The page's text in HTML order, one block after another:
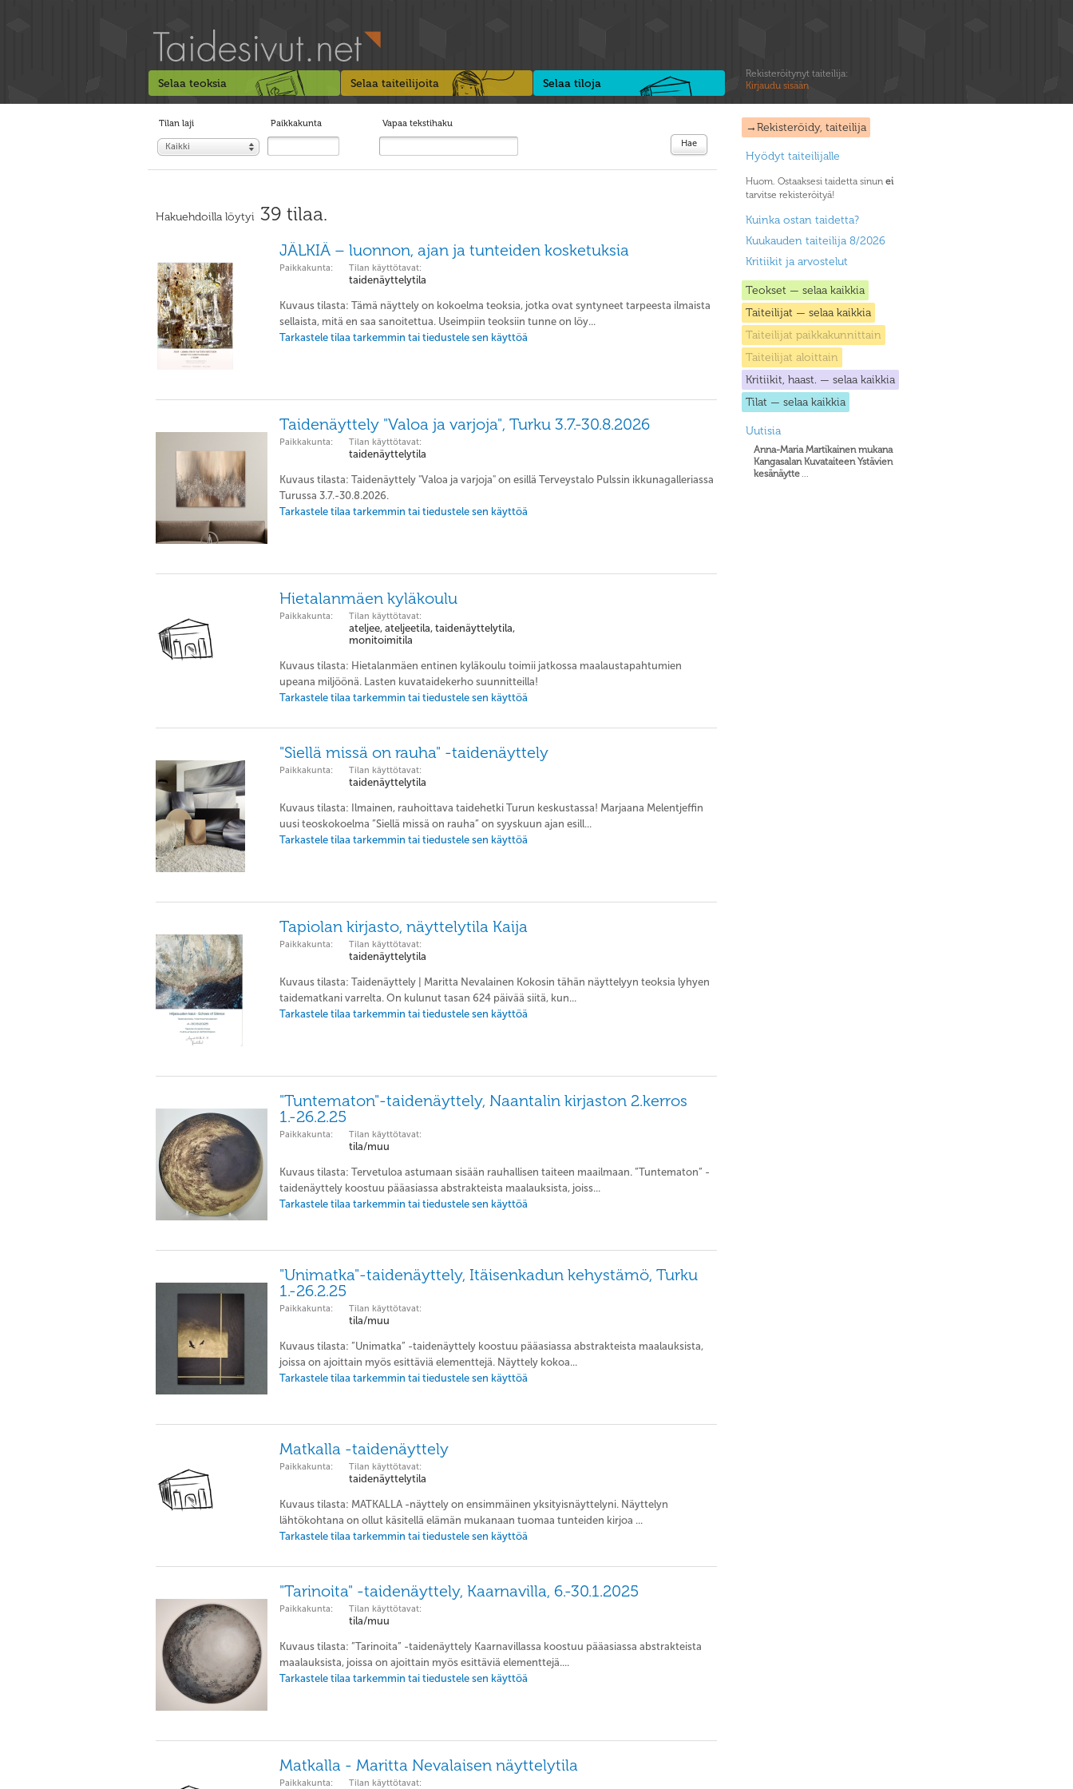
Selaa teoksia Selaa taiteilijoita Selaa tiloja
Rekisteröitynyt taiteilija:
Kirjaudu sisään
→Rekisteröidy, taiteilija
Hyödyt taiteilijalle
Huom. Ostaaksesi taidetta sinun ei
tarvitse rekisteröityä!
Kuinka ostan taidetta?
Kuukauden taiteilija 8/2026
Kritiikit ja arvostelut
Teokset — selaa kaikkia
Taiteilijat — selaa kaikkia
Taiteilijat paikkakunnittain
Taiteilijat aloittain
Kritiikit, haast. — selaa kaikkia
Tilat — selaa kaikkia
Uutisia
Anna-Maria Martikainen mukana
Kangasalan Kuvataiteen Ystävien
kesänäytte...
Tilan laji
Kaikki
Paikkakunta
Vapaa tekstihaku
Hae
Hakuehdoilla löytyi 39 tilaa.
JÄLKIÄ – luonnon, ajan ja tunteiden kosketuksia
Paikkakunta: Tilan käyttötavat:
taidenäyttelytila
Kuvaus tilasta: Tämä näyttely on kokoelma teoksia, jotka ovat syntyneet tarpeesta ilmaista
sellaista, mitä en saa sanoitettua. Useimpiin teoksiin tunne on löy...
Tarkastele tilaa tarkemmin tai tiedustele sen käyttöä
Taidenäyttely "Valoa ja varjoja", Turku 3.7.-30.8.2026
Paikkakunta: Tilan käyttötavat:
taidenäyttelytila
Kuvaus tilasta: Taidenäyttely "Valoa ja varjoja" on esillä Terveystalo Pulssin ikkunagalleriassa
Turussa 3.7.-30.8.2026.
Tarkastele tilaa tarkemmin tai tiedustele sen käyttöä
Hietalanmäen kyläkoulu
Paikkakunta: Tilan käyttötavat:
ateljee, ateljeetila, taidenäyttelytila,
monitoimitila
Kuvaus tilasta: Hietalanmäen entinen kyläkoulu toimii jatkossa maalaustapahtumien
upeana miljöönä. Lasten kuvataidekerho suunnitteilla!
Tarkastele tilaa tarkemmin tai tiedustele sen käyttöä
"Siellä missä on rauha" -taidenäyttely
Paikkakunta: Tilan käyttötavat:
taidenäyttelytila
Kuvaus tilasta: Ilmainen, rauhoittava taidehetki Turun keskustassa! Marjaana Melentjeffin
uusi teoskokoelma ”Siellä missä on rauha” on syyskuun ajan esill...
Tarkastele tilaa tarkemmin tai tiedustele sen käyttöä
Tapiolan kirjasto, näyttelytila Kaija
Paikkakunta: Tilan käyttötavat:
taidenäyttelytila
Kuvaus tilasta: Taidenäyttely | Maritta Nevalainen Kokosin tähän näyttelyyn teoksia lyhyen
taidematkani varrelta. On kulunut tasan 624 päivää siitä, kun...
Tarkastele tilaa tarkemmin tai tiedustele sen käyttöä
"Tuntematon"-taidenäyttely, Naantalin kirjaston 2.kerros
1.-26.2.25
Paikkakunta: Tilan käyttötavat:
tila/muu
Kuvaus tilasta: Tervetuloa astumaan sisään rauhallisen taiteen maailmaan. ”Tuntematon” -
taidenäyttely koostuu pääasiassa abstrakteista maalauksista, joiss...
Tarkastele tilaa tarkemmin tai tiedustele sen käyttöä
"Unimatka"-taidenäyttely, Itäisenkadun kehystämö, Turku
1.-26.2.25
Paikkakunta: Tilan käyttötavat:
tila/muu
Kuvaus tilasta: ”Unimatka” -taidenäyttely koostuu pääasiassa abstrakteista maalauksista,
joissa on ajoittain myös esittäviä elementtejä. Näyttely kokoa...
Tarkastele tilaa tarkemmin tai tiedustele sen käyttöä
Matkalla -taidenäyttely
Paikkakunta: Tilan käyttötavat:
taidenäyttelytila
Kuvaus tilasta: MATKALLA -näyttely on ensimmäinen yksityisnäyttelyni. Näyttelyn
lähtökohtana on ollut käsitellä elämän mukanaan tuomaa tunteiden kirjoa ...
Tarkastele tilaa tarkemmin tai tiedustele sen käyttöä
"Tarinoita" -taidenäyttely, Kaarnavilla, 6.-30.1.2025
Paikkakunta: Tilan käyttötavat:
tila/muu
Kuvaus tilasta: ”Tarinoita” -taidenäyttely Kaarnavillassa koostuu pääasiassa abstrakteista
maalauksista, joissa on ajoittain myös esittäviä elementtejä....
Tarkastele tilaa tarkemmin tai tiedustele sen käyttöä
Matkalla - Maritta Nevalaisen näyttelytila
Paikkakunta: Tilan käyttötavat: